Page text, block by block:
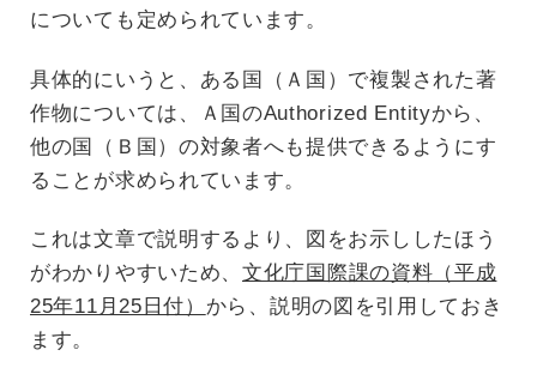
についても定められています。
具体的にいうと、ある国（Ａ国）で複製された著
作物については、Ａ国のAuthorized Entityから、
他の国（Ｂ国）の対象者へも提供できるようにす
ることが求められています。
これは文章で説明するより、図をお示ししたほう
がわかりやすいため、 文化庁国際課の資料（平成
25年11月25日付） から、説明の図を引用しておき
ます。